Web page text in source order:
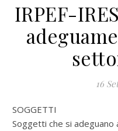
IRPEF-
16
SOGGETTI
Soggetti che si